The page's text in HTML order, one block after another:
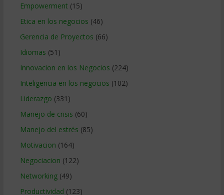
Empowerment (15)
Etica en los negocios (46)
Gerencia de Proyectos (66)
Idiomas (51)
Innovacion en los Negocios (224)
Inteligencia en los negocios (102)
Liderazgo (331)
Manejo de crisis (60)
Manejo del estrés (85)
Motivacion (164)
Negociacion (122)
Networking(49)
Productividad (123)